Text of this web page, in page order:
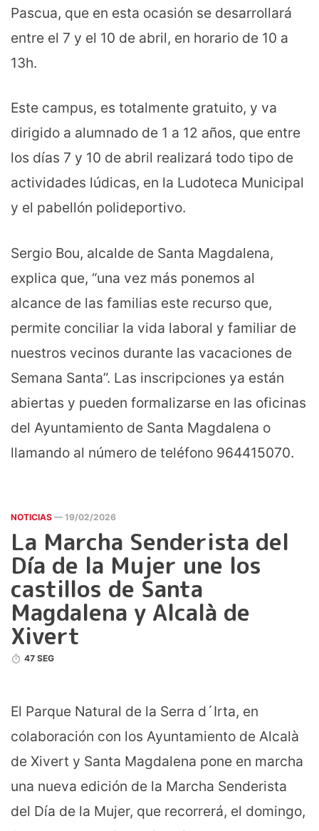
Pascua, que en esta ocasión se desarrollará
entre el 7 y el 10 de abril, en horario de 10 a
13h.
Este campus, es totalmente gratuito, y va
dirigido a alumnado de 1 a 12 años, que entre
los días 7 y 10 de abril realizará todo tipo de
actividades lúdicas, en la Ludoteca Municipal
y el pabellón polideportivo.
Sergio Bou, alcalde de Santa Magdalena,
explica que, “una vez más ponemos al
alcance de las familias este recurso que,
permite conciliar la vida laboral y familiar de
nuestros vecinos durante las vacaciones de
Semana Santa”. Las inscripciones ya están
abiertas y pueden formalizarse en las oficinas
del Ayuntamiento de Santa Magdalena o
llamando al número de teléfono 964415070.
NOTICIAS — 19/02/2026
La Marcha Senderista del
Día de la Mujer une los
castillos de Santa
Magdalena y Alcalà de
Xivert
47 SEG
El Parque Natural de la Serra d´Irta, en
colaboración con los Ayuntamiento de Alcalà
de Xivert y Santa Magdalena pone en marcha
una nueva edición de la Marcha Senderista
del Día de la Mujer, que recorrerá, el domingo,